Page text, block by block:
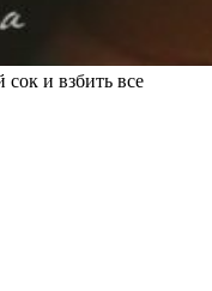
и взбить все